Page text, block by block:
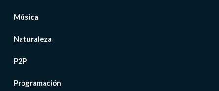
Música
Naturaleza
P2P
Programación